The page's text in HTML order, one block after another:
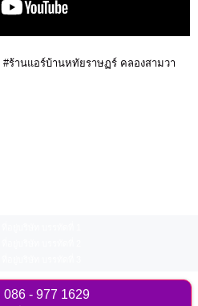
ร้านแอร์บ้านหทัยราษฏร์ คลองสามวา
086 - 977 1629